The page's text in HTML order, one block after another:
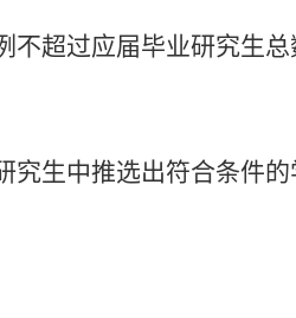
不超过应届毕业研究生总
究生中推选出符合条件